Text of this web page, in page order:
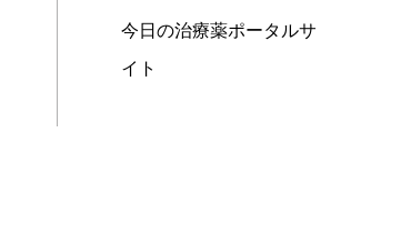
今日の治療薬ポータルサ
イト